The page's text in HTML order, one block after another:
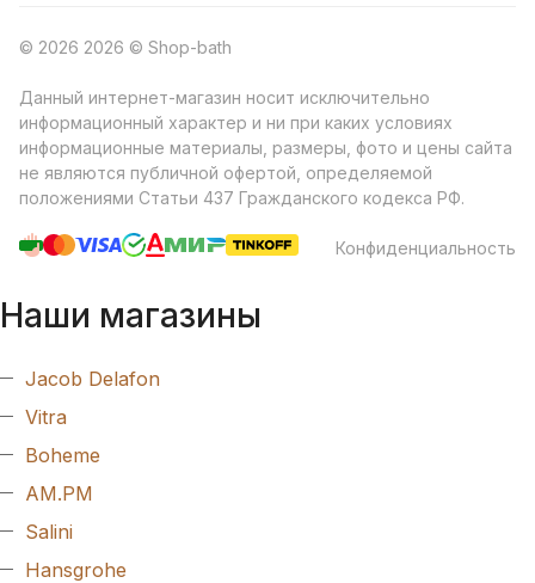
© 2026 2026 © Shop-bath
Данный интернет-магазин носит исключительно
информационный характер и ни при каких условиях
информационные материалы, размеры, фото и цены сайта
не являются публичной офертой, определяемой
положениями Статьи 437 Гражданского кодекса РФ.
Конфиденциальность
Наши магазины
Jacob Delafon
Vitra
Boheme
AM.PM
Salini
Hansgrohe